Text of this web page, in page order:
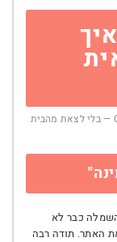
כבר לא
האתר. תודה רבה